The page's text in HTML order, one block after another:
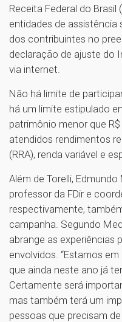
Receita Federal do
entidades de assistência
dos contribuintes no
declaração de ajuste do
via internet.
Não há limite de
há um limite estipulado
patrimônio menor que
atendidos rendimentos
(RRA), renda variável e
Além de Torelli,
professor da FDir e
respectivamente,
campanha. Segundo
abrange as experiências
envolvidos. “Estamos
que ainda neste ano já
Certamente será
mas também terá um
pessoas que precisam